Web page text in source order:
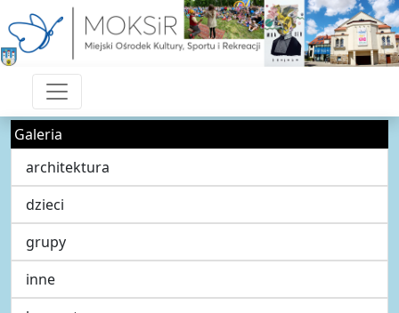
Galeria
architektura
dzieci
grupy
inne